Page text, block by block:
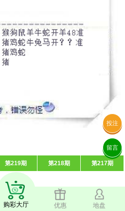
第219期 第218期 第217期
购彩大厅 优惠 地盘
投注
留言